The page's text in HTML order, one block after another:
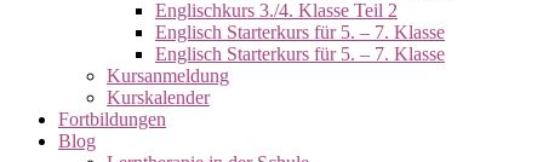
Englischkurs 3./4. Klasse Teil 2
Englisch Starterkurs für 5. – 7. Klasse
Englisch Starterkurs für 5. – 7. Klasse
Kursanmeldung
Kurskalender
Fortbildungen
Blog